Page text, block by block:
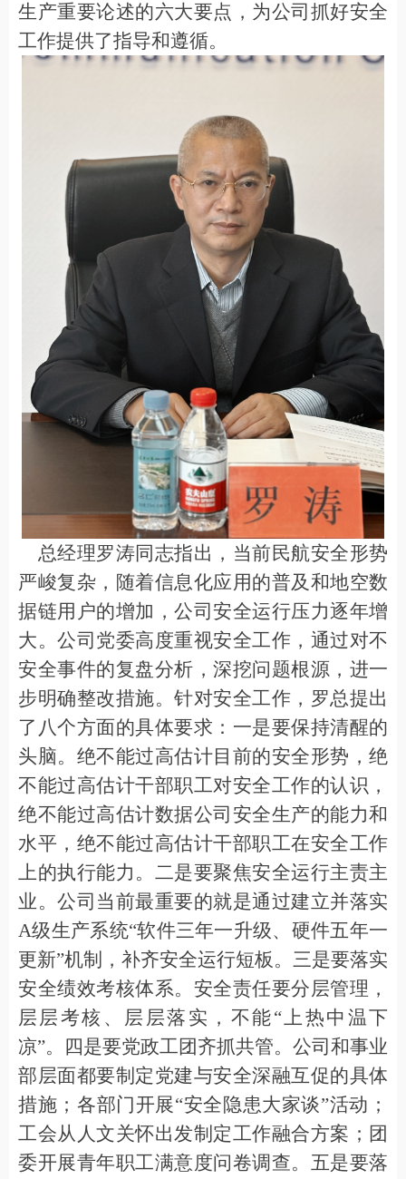
生产重要论述的六大要点，为公司抓好安全
工作提供了指导和遵循。
总经理罗涛同志指出，当前民航安全形势
严峻复杂，随着信息化应用的普及和地空数
据链用户的增加，公司安全运行压力逐年增
大。 公司党委高度重视安全工作， 通过对不
安全事件的复盘分析， 深挖问题根源，进一
步明确整改措施。针对安全工作， 罗总提出
了八个方面的具体要求：一是要保持清醒的
头脑。 绝不能过高估计目前的安全形势 ， 绝
不能过高估计干部职工对安全工作的认识 ，
绝不能过高估计数据公司安全生产的能力和
水平 ， 绝不能过高估计干部职工在安全工作
上的执行能力。二是要聚焦安全运行主责主
业。 公司当前最重要的就是通过建立并落实
A级生产系统“软件三年一升级、硬件五年一
更新”机制，补齐安全运行短板。三是要落实
安全绩效考核体系。 安全责任要分层管理，
层层考核、层层落实， 不能“上热中温下
凉”。四是要党政工团齐抓共管。 公司 和事业
部层面都要制定党建与安全深融互促的具体
措施； 各部门开展“安全隐患大家谈”活动 ；
工会从人文关怀出发制定工作融合方案 ； 团
委开展青年职工满意度问卷调查。五是要落